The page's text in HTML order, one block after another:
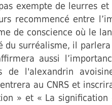
exempte de leurres
recommencé entre
de conscience où le
du surréalisme, il
aussi
de l'alexandrin
au CNRS et
» et « La